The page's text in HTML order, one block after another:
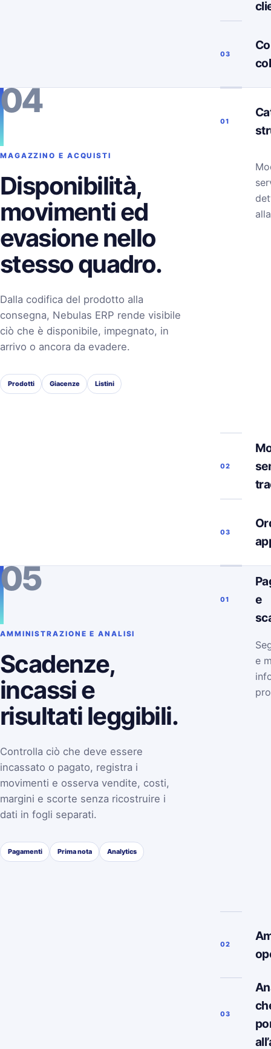
03
04
MAGAZZINO E ACQUISTI
Disponibilità,
movimenti ed
evasione nello
stesso quadro.
Dalla codifica del prodotto alla
consegna, Nebulas ERP rende visibile
ciò che è disponibile, impegnato, in
arrivo o ancora da evadere.
Prodotti Giacenze Listini
01
02
03
05
AMMINISTRAZIONE E ANALISI
Scadenze,
incassi e
risultati leggibili.
Controlla ciò che deve essere
incassato o pagato, registra i
movimenti e osserva vendite, costi,
margini e scorte senza ricostruire i
dati in fogli separati.
Pagamenti Prima nota Analytics
01
e
e
02
03